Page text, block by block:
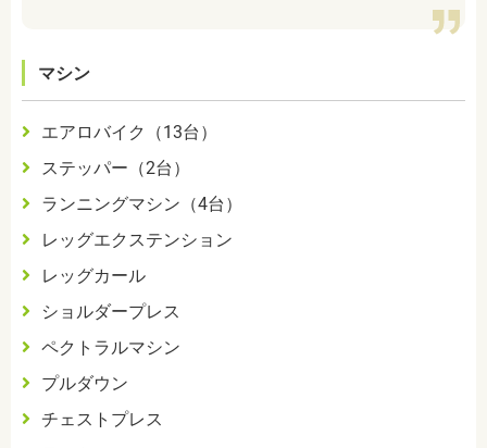
マシン
エアロバイク（13台）
ステッパー（2台）
ランニングマシン（4台）
レッグエクステンション
レッグカール
ショルダープレス
ペクトラルマシン
プルダウン
チェストプレス